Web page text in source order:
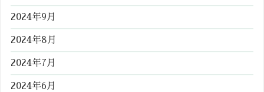
2024年9月
2024年8月
2024年7月
2024年6月